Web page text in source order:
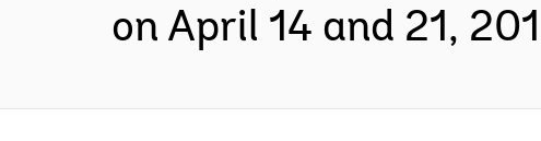
on April 14 and 21,